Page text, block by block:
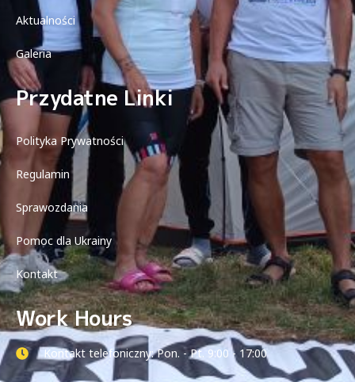
Aktualności
Galeria
Przydatne Linki
Polityka Prywatności
Regulamin
Sprawozdania
Pomoc dla Ukrainy
Kontakt
Work Hours
Kontakt telefoniczny: Pon. - Pt. 9:00 - 17:00